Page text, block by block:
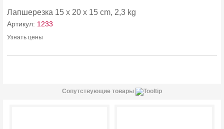
Лапшерезка 15 х 20 х 15 cm, 2,3 kg
Артикул: 1233
Узнать цены
Сопутствующие товары